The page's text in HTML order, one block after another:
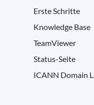
Erste Schritte
Knowledge Base
TeamViewer
Status-Seite
ICANN Domain